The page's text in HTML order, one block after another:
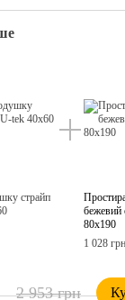
страйп
бежевий
80х190
1 028 грн
2 953 грн